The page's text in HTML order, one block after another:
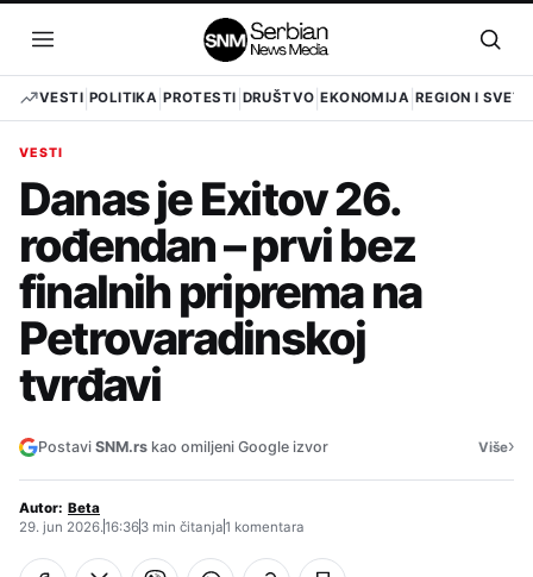
sadržaj
Otvori
meni
VESTI POLITIKA PROTESTI DRUŠTVO EKONOMIJA REGION I SVET
VESTI
Danas je Exitov 26.
rođendan – prvi bez
finalnih priprema na
Petrovaradinskoj
tvrđavi
Postavi SNM.rs kao omiljeni Google izvor Više›
Autor: Beta
29. jun 2026.16:363 min čitanja1 komentara